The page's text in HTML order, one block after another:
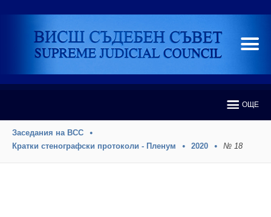
ОЩЕ
Заседания на ВСС
Кратки стенографски протоколи - Пленум
2020 № 18